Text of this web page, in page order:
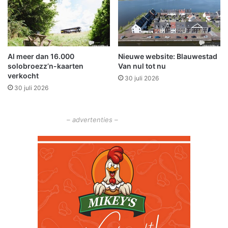
i
n
n
e
n
h
e
t
v
k
e
e
r
v
a
n
s
t
Al meer dan 16.000
solobroezz’n-kaarten
verkocht
30 juli 2026
Nieuwe website: Blauwestad
Van nul tot nu
30 juli 2026
– advertenties –